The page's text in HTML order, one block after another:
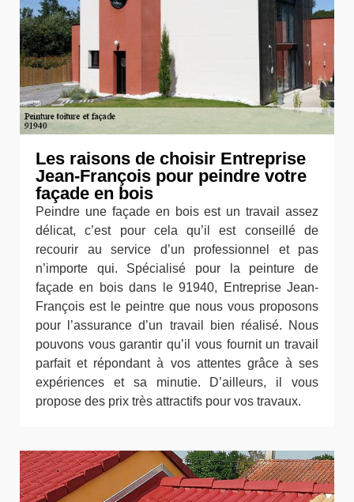
Les raisons de choisir Entreprise
Jean-François pour peindre votre
façade en bois
Peindre une façade en bois est un travail assez
délicat, c’est pour cela qu’il est conseillé de
recourir au service d’un professionnel et pas
n’importe qui. Spécialisé pour la peinture de
façade en bois dans le 91940, Entreprise Jean-
François est le peintre que nous vous proposons
pour l’assurance d’un travail bien réalisé. Nous
pouvons vous garantir qu’il vous fournit un travail
parfait et répondant à vos attentes grâce à ses
expériences et sa minutie. D’ailleurs, il vous
propose des prix très attractifs pour vos travaux.